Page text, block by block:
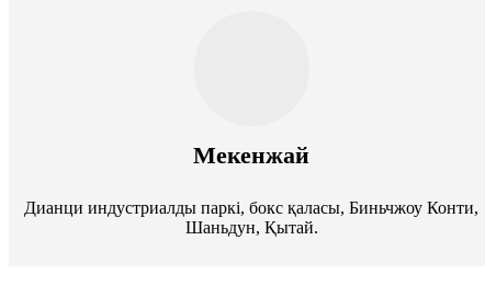
Мекенжай
Дианци индустриалды паркі, бокс қаласы, Биньчжоу Конти,
Шаньдун, Қытай.